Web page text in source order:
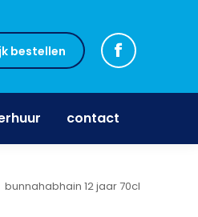
bestellen
contact
bunnahabhain 12 jaar 70cl